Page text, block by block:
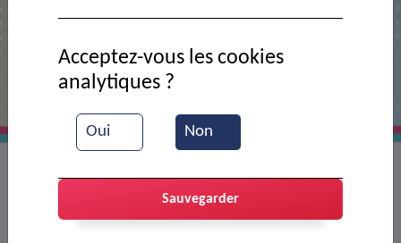
cérémonie de la J. N. R. 2024
Oui Non
Acceptez-vous les cookies
analytiques ?
Sauvegarder